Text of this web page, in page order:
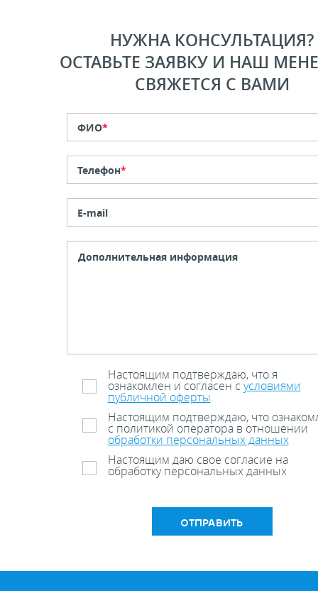
НУЖНА КОНСУЛЬТАЦИЯ?
ОСТАВЬТЕ ЗАЯВКУ И НАШ
СВЯЖЕТСЯ С ВАМИ
ФИО*
Телефон*
E-mail
Настоящим подтверждаю, что я
ознакомлен и согласен с условиями
публичной оферты.
Настоящим подтверждаю, что
с политикой оператора в отношении
обработки персональных данных
Настоящим даю свое согласие на
обработку персональных данных
ОТПРАВИТЬ